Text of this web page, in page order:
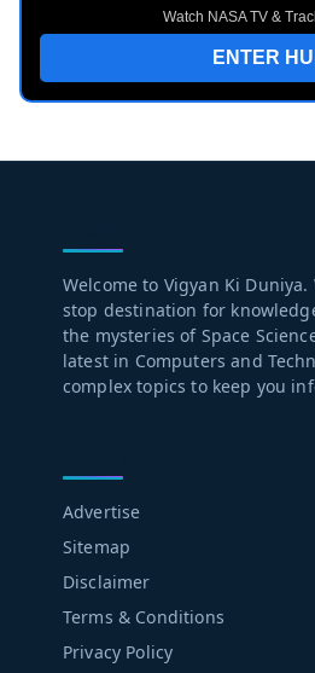
Watch NASA TV &
ENTER
Welcome to Vigyan Ki Duniya.
stop destination for
the mysteries of Space
latest in Computers and
complex topics to keep you
Advertise
Sitemap
Disclaimer
Terms & Conditions
Privacy Policy